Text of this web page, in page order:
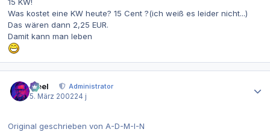
15 KW!
Was kostet eine KW heute? 15 Cent ?(ich weiß es leider nicht...)
Das wären dann 2,25 EUR.
Damit kann man leben
steel
Administrator
5. März 200224 j
Original geschrieben von A-D-M-I-N